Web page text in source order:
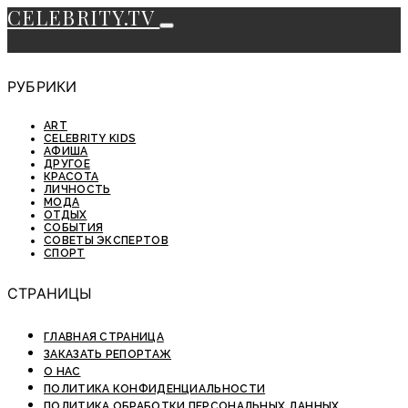
CELEBRITY.TV
РУБРИКИ
ART
CELEBRITY KIDS
АФИША
ДРУГОЕ
КРАСОТА
ЛИЧНОСТЬ
МОДА
ОТДЫХ
СОБЫТИЯ
СОВЕТЫ ЭКСПЕРТОВ
СПОРТ
СТРАНИЦЫ
ГЛАВНАЯ СТРАНИЦА
ЗАКАЗАТЬ РЕПОРТАЖ
О НАС
ПОЛИТИКА КОНФИДЕНЦИАЛЬНОСТИ